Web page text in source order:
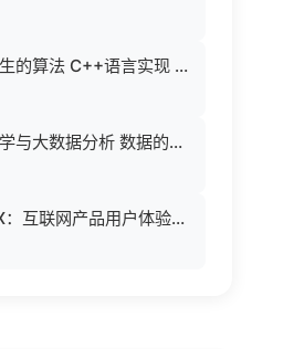
妙趣横生的算法 C++语言实现 (胡浩等编著, 胡浩等编著, 胡浩).pdf
数据科学与大数据分析 数据的发现 分析 可视化与表示 ( etc.).epub
决胜UX：互联网产品用户体验策略 ([美] Jaime Levy [[美] Jaime Levy]).epub